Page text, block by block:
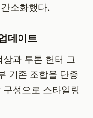
소화했다.
데이트
과 투톤 헌터 그
기존 조합을 단종
성으로 스타일링